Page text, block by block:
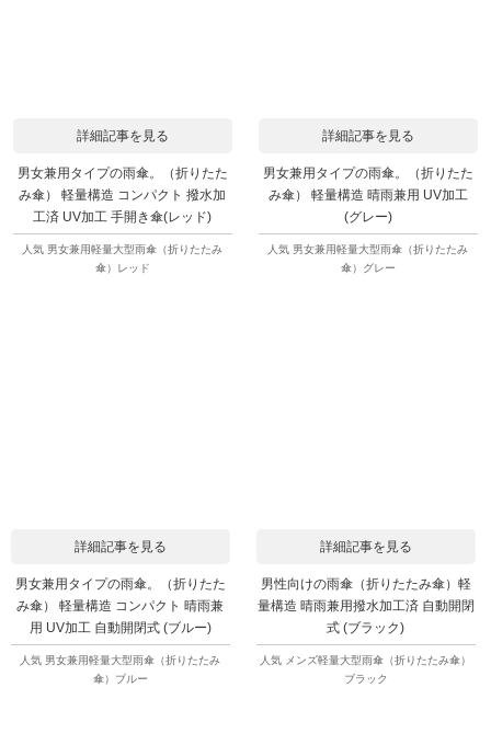
詳細記事を見る
男女兼用タイプの雨傘。（折りたた
み傘） 軽量構造 コンパクト 撥水加
工済 UV加工 手開き傘(レッド)
人気 男女兼用軽量大型雨傘（折りたたみ
傘）レッド
詳細記事を見る
男女兼用タイプの雨傘。（折りたた
み傘） 軽量構造 晴雨兼用 UV加工
(グレー)
人気 男女兼用軽量大型雨傘（折りたたみ
傘）グレー
詳細記事を見る
男女兼用タイプの雨傘。（折りたた
み傘） 軽量構造 コンパクト 晴雨兼
用 UV加工 自動開閉式 (ブルー)
人気 男女兼用軽量大型雨傘（折りたたみ
傘）ブルー
詳細記事を見る
男性向けの雨傘（折りたたみ傘）軽
量構造 晴雨兼用撥水加工済 自動開閉
式 (ブラック)
人気 メンズ軽量大型雨傘（折りたたみ傘）
ブラック